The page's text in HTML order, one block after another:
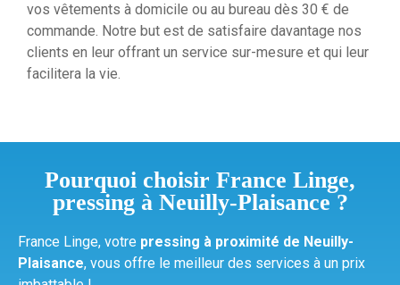
vos vêtements à domicile ou au bureau dès 30 € de
commande. Notre but est de satisfaire davantage nos
clients en leur offrant un service sur-mesure et qui leur
facilitera la vie.
Pourquoi choisir France Linge,
pressing à Neuilly-Plaisance ?
France Linge, votre pressing à proximité de Neuilly-
Plaisance, vous offre le meilleur des services à un prix